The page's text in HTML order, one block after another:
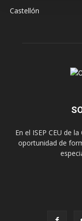
Castellón
En el ISEP CEU de
oportunidad de